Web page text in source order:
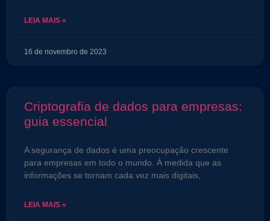
LEIA MAIS »
16 de novembro de 2023
Criptografia de dados para empresas:
guia essencial
A segurança de dados é uma preocupação crescente
para empresas em todo o mundo. À medida que as
informações se tornam cada vez mais digitais,
LEIA MAIS »